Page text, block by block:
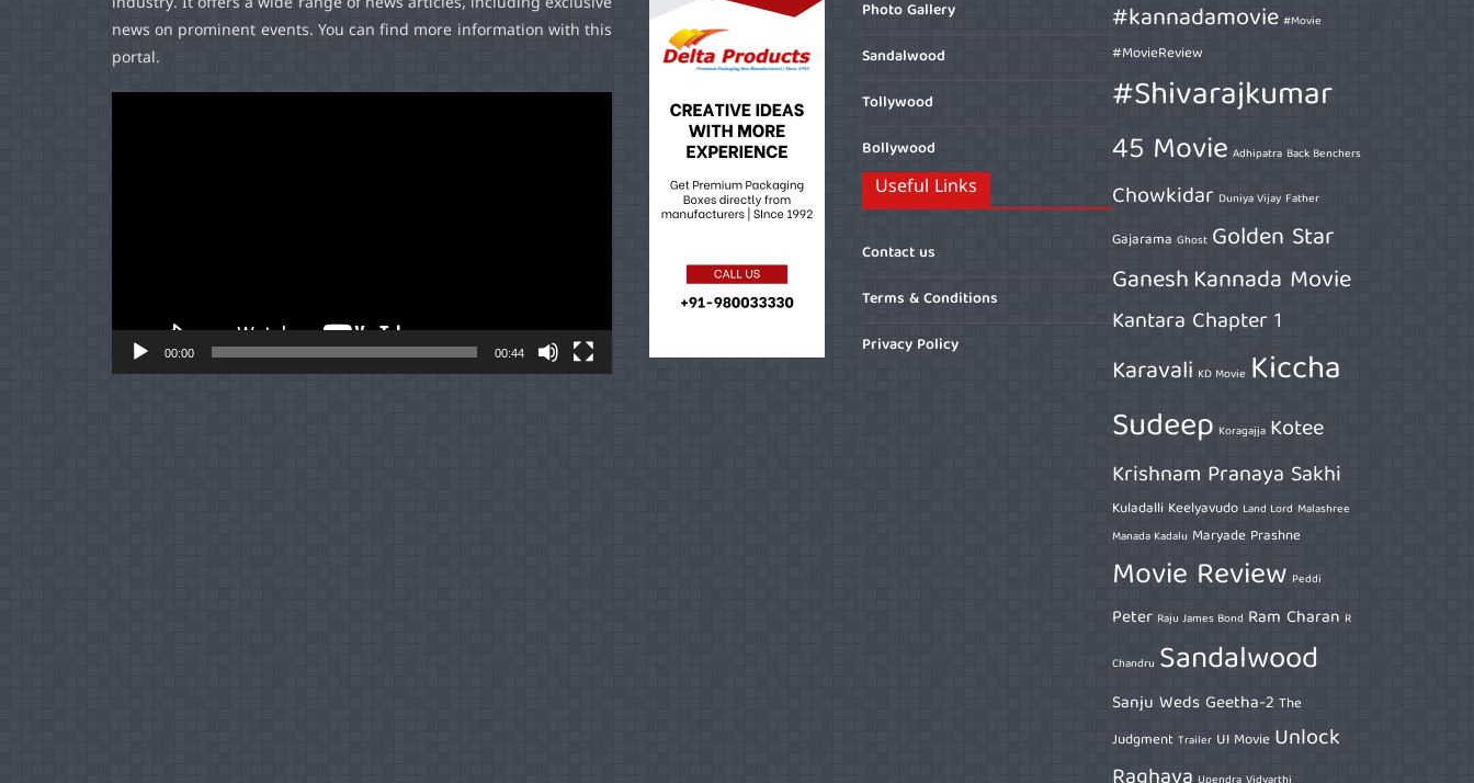
industry. It offers a wide range of news articles, including exclusive
news on prominent events. You can find more information with this
portal.
00:00 00:44
Photo Gallery
Sandalwood
Tollywood
Bollywood
Useful Links
Contact us
Terms & Conditions
Privacy Policy
#kannadamovie #Movie
#MovieReview
#Shivarajkumar
45 Movie Adhipatra Back Benchers
Chowkidar Duniya Vijay Father
Gajarama Ghost Golden Star
GaneshKannada Movie
Kantara Chapter 1
Karavali KD Movie Kiccha
Sudeep Koragajja Kotee
Krishnam Pranaya Sakhi
Kuladalli Keelyavudo Land Lord Malashree
Manada Kadalu Maryade Prashne
Movie Review Peddi
Peter Raju James Bond Ram Charan R
Chandru Sandalwood
Sanju Weds Geetha-2 The
Judgment Trailer UI Movie Unlock